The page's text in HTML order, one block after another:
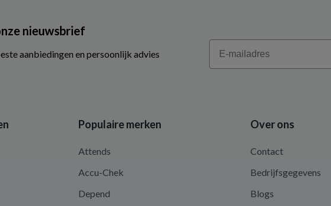
nieuwsbrief
aanbiedingen en persoonlijk advies
Email
Populaire merken
Attends
Accu-Chek
Depend
Over ons
Contact
Bedrijfsgegevens
Blogs